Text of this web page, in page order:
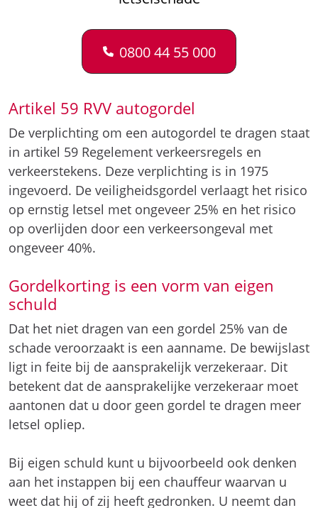
op ernstig letsel met ongeveer 25% en het risico
op overlijden door een verkeersongeval met
ongeveer 40%.
Gordelkorting is een vorm van eigen
schuld
Dat het niet dragen van een gordel 25% van de
schade veroorzaakt is een aanname. De bewijslast
ligt in feite bij de aansprakelijk verzekeraar. Dit
betekent dat de aansprakelijke verzekeraar moet
aantonen dat u door geen gordel te dragen meer
letsel opliep.
Bij eigen schuld kunt u bijvoorbeeld ook denken
aan het instappen bij een chauffeur waarvan u
weet dat hij of zij heeft gedronken. U neemt dan
een bewust risico. Veroorzaakt de bestuurder een
ongeluk dan nemen we aan dat een deel van de
schade door eigen schuld ontstond. U bent in dat
geval immers bewust in de auto gestapt bij een
beschonken bestuurder.
Gordelkorting en billijkheidcorrectie
Als vast staat welke partij welk deel van de schade
veroorzaakte, kijken we vervolgens of deze